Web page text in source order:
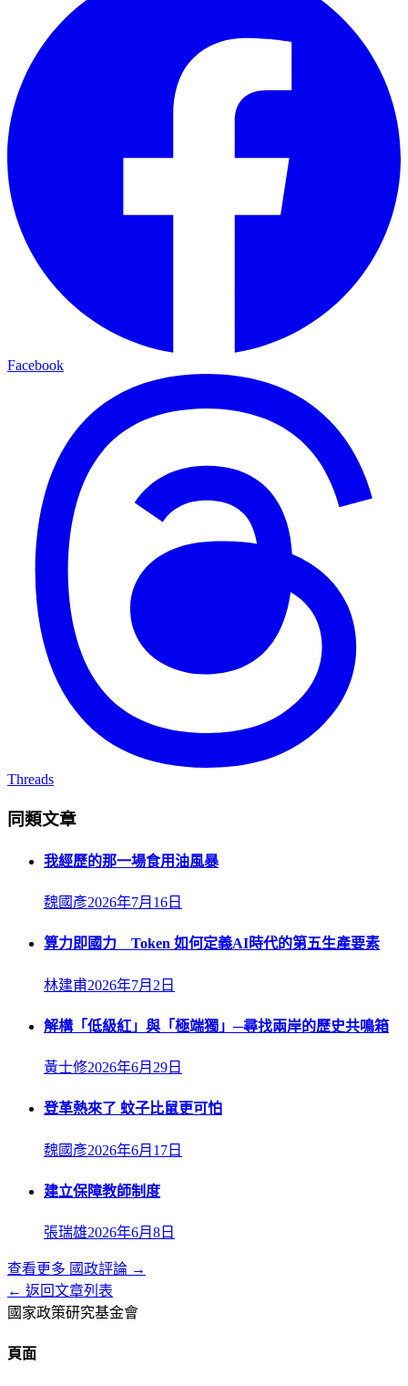
Facebook
Threads
同類文章
我經歷的那一場食用油風暴
魏國彥2026年7月16日
算力即國力 Token 如何定義AI時代的第五生產要素
林建甫2026年7月2日
解構「低級紅」與「極端獨」─尋找兩岸的歷史共鳴箱
黃士修2026年6月29日
登革熱來了 蚊子比鼠更可怕
魏國彥2026年6月17日
建立保障教師制度
張瑞雄2026年6月8日
查看更多 國政評論 →
← 返回文章列表
國家政策研究基金會
頁面